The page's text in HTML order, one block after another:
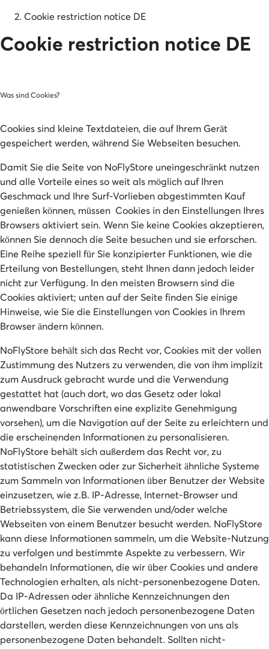
Cookie restriction notice DE
Cookie restriction notice DE
Was sind Cookies?
Cookies sind kleine Textdateien, die auf Ihrem Gerät
gespeichert werden, während Sie Webseiten besuchen.
Damit Sie die Seite von NoFlyStore uneingeschränkt nutzen
und alle Vorteile eines so weit als möglich auf Ihren
Geschmack und Ihre Surf-Vorlieben abgestimmten Kauf
genießen können, müssen Cookies in den Einstellungen Ihres
Browsers aktiviert sein. Wenn Sie keine Cookies akzeptieren,
können Sie dennoch die Seite besuchen und sie erforschen.
Eine Reihe speziell für Sie konzipierter Funktionen, wie die
Erteilung von Bestellungen, steht Ihnen dann jedoch leider
nicht zur Verfügung. In den meisten Browsern sind die
Cookies aktiviert; unten auf der Seite finden Sie einige
Hinweise, wie Sie die Einstellungen von Cookies in Ihrem
Browser ändern können.
NoFlyStore behält sich das Recht vor, Cookies mit der vollen
Zustimmung des Nutzers zu verwenden, die von ihm implizit
zum Ausdruck gebracht wurde und die Verwendung
gestattet hat (auch dort, wo das Gesetz oder lokal
anwendbare Vorschriften eine explizite Genehmigung
vorsehen), um die Navigation auf der Seite zu erleichtern und
die erscheinenden Informationen zu personalisieren.
NoFlyStore behält sich außerdem das Recht vor, zu
statistischen Zwecken oder zur Sicherheit ähnliche Systeme
zum Sammeln von Informationen über Benutzer der Website
einzusetzen, wie z.B. IP-Adresse, Internet-Browser und
Betriebssystem, die Sie verwenden und/oder welche
Webseiten von einem Benutzer besucht werden. NoFlyStore
kann diese Informationen sammeln, um die Website-Nutzung
zu verfolgen und bestimmte Aspekte zu verbessern. Wir
behandeln Informationen, die wir über Cookies und andere
Technologien erhalten, als nicht-personenbezogene Daten.
Da IP-Adressen oder ähnliche Kennzeichnungen den
örtlichen Gesetzen nach jedoch personenbezogene Daten
darstellen, werden diese Kennzeichnungen von uns als
personenbezogene Daten behandelt. Sollten nicht-